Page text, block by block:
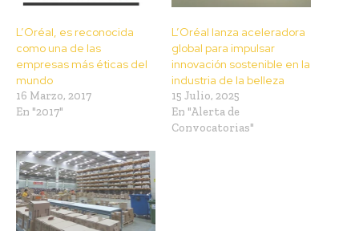
L’Oréal, es reconocida
como una de las
empresas más éticas del
mundo
16 Marzo, 2017
En "2017"
L’Oréal lanza aceleradora
global para impulsar
innovación sostenible en la
industria de la belleza
15 Julio, 2025
En "Alerta de
Convocatorias"